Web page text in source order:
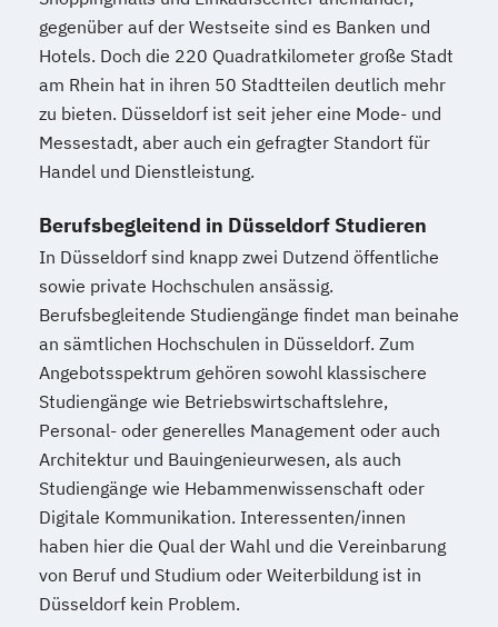
Psychologische/r Berater/-in
Psychologische/r Berater/-in Fachrichtung
"Burnout-Prävention"
Psychologische/r Berater/-in Fachrichtung
"Entspannungspädagogik"
Psychologische/r Berater/-in Fachrichtung
Psychologische/r Berater/-in mit
zusätzlicher Fachrichtung "Paarberatung"
Sportmedizin
Stressmanagement
(Entspannungspädagoge/-in Fachrichtung
"Burnout-Prävention")
Systemische/r Berater/-in
Tierernährungsberater/in
Tierheilpraktiker
Tierheilpraktiker + Grundlagen der
artgerechten Tierhaltung
Tierheilpraktiker + Klassische Veterinär-
Homöopathie
gegenüber auf der Westseite sind es Banken und
Hotels. Doch die 220 Quadratkilometer große Stadt
am Rhein hat in ihren 50 Stadtteilen deutlich mehr
zu bieten. Düsseldorf ist seit jeher eine Mode- und
Messestadt, aber auch ein gefragter Standort für
Handel und Dienstleistung.
Berufsbegleitend in Düsseldorf Studieren
In Düsseldorf sind knapp zwei Dutzend öffentliche
sowie private Hochschulen ansässig.
Berufsbegleitende Studiengänge findet man beinahe
an sämtlichen Hochschulen in Düsseldorf. Zum
Angebotsspektrum gehören sowohl klassischere
Studiengänge wie Betriebswirtschaftslehre,
Personal- oder generelles Management oder auch
Architektur und Bauingenieurwesen, als auch
Studiengänge wie Hebammenwissenschaft oder
Digitale Kommunikation. Interessenten/innen
haben hier die Qual der Wahl und die Vereinbarung
von Beruf und Studium oder Weiterbildung ist in
Düsseldorf kein Problem.